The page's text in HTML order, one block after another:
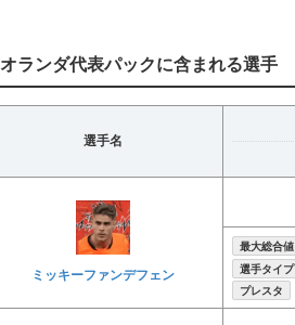
オランダ代表パックに含まれる選手
選手名
ミッキーファンデフェン
最大総合値
選手タイプ
プレスタ